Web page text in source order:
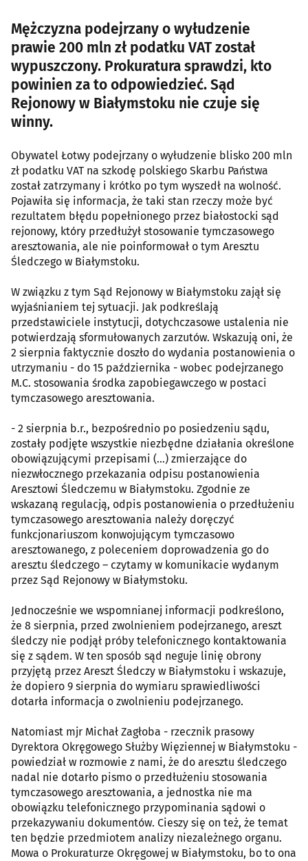
Mężczyzna podejrzany o wyłudzenie
prawie 200 mln zł podatku VAT został
wypuszczony. Prokuratura sprawdzi, kto
powinien za to odpowiedzieć. Sąd
Rejonowy w Białymstoku nie czuje się
winny.
Obywatel Łotwy podejrzany o wyłudzenie blisko 200 mln
zł podatku VAT na szkodę polskiego Skarbu Państwa
został zatrzymany i krótko po tym wyszedł na wolność.
Pojawiła się informacja, że taki stan rzeczy może być
rezultatem błędu popełnionego przez białostocki sąd
rejonowy, który przedłużył stosowanie tymczasowego
aresztowania, ale nie poinformował o tym Aresztu
Śledczego w Białymstoku.
W związku z tym Sąd Rejonowy w Białymstoku zajął się
wyjaśnianiem tej sytuacji. Jak podkreślają
przedstawiciele instytucji, dotychczasowe ustalenia nie
potwierdzają sformułowanych zarzutów. Wskazują oni, że
2 sierpnia faktycznie doszło do wydania postanowienia o
utrzymaniu - do 15 października - wobec podejrzanego
M.C. stosowania środka zapobiegawczego w postaci
tymczasowego aresztowania.
- 2 sierpnia b.r., bezpośrednio po posiedzeniu sądu,
zostały podjęte wszystkie niezbędne działania określone
obowiązującymi przepisami (...) zmierzające do
niezwłocznego przekazania odpisu postanowienia
Aresztowi Śledczemu w Białymstoku. Zgodnie ze
wskazaną regulacją, odpis postanowienia o przedłużeniu
tymczasowego aresztowania należy doręczyć
funkcjonariuszom konwojującym tymczasowo
aresztowanego, z poleceniem doprowadzenia go do
aresztu śledczego – czytamy w komunikacie wydanym
przez Sąd Rejonowy w Białymstoku.
Jednocześnie we wspomnianej informacji podkreślono,
że 8 sierpnia, przed zwolnieniem podejrzanego, areszt
śledczy nie podjął próby telefonicznego kontaktowania
się z sądem. W ten sposób sąd neguje linię obrony
przyjętą przez Areszt Śledczy w Białymstoku i wskazuje,
że dopiero 9 sierpnia do wymiaru sprawiedliwości
dotarła informacja o zwolnieniu podejrzanego.
Natomiast mjr Michał Zagłoba - rzecznik prasowy
Dyrektora Okręgowego Służby Więziennej w Białymstoku -
powiedział w rozmowie z nami, że do aresztu śledczego
nadal nie dotarło pismo o przedłużeniu stosowania
tymczasowego aresztowania, a jednostka nie ma
obowiązku telefonicznego przypominania sądowi o
przekazywaniu dokumentów. Cieszy się on też, że temat
ten będzie przedmiotem analizy niezależnego organu.
Mowa o Prokuraturze Okręgowej w Białymstoku, bo to ona